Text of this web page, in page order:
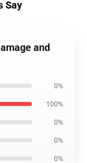
Say
and
0%
100%
0%
0%
0%